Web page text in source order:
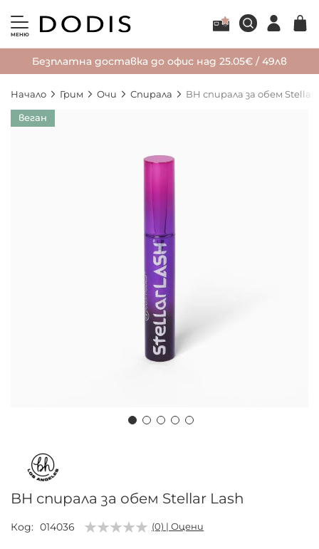
МЕНЮ
Безплатна доставка до офис над 25.05€ / 49лв
Начало Грим Очи Спирала BH спирала за обем Stellar
веган
Преминете
началото
галерия
със
BH спирала за обем Stellar Lash
Код 014036 (0) | Оцени